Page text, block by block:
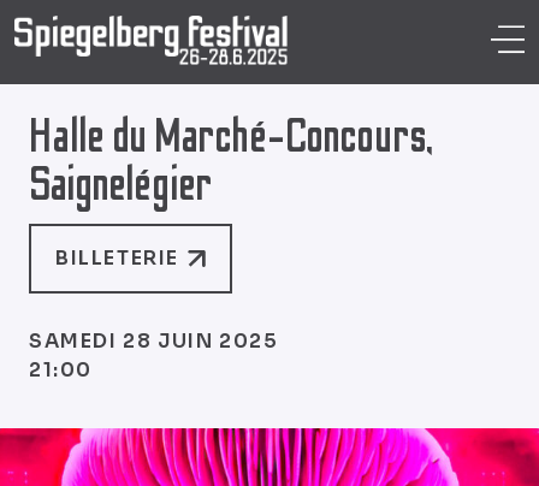
Aller
au
Halle du Marché-Concours,
Saignelégier
BILLETERIE
SAMEDI 28 JUIN 2025
21:00